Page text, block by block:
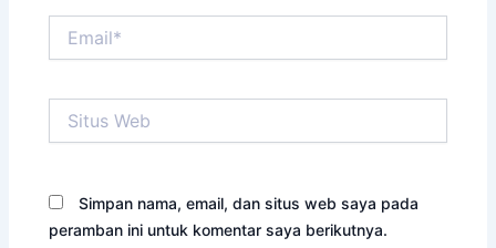
Web
Simpan nama, email, dan situs web saya pada
peramban ini untuk komentar saya berikutnya.